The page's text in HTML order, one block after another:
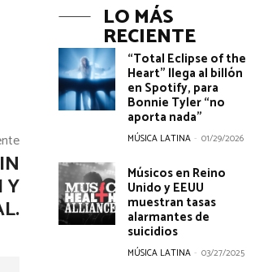
Y
LO MÁS
RECIENTE
“Total Eclipse of the
Heart” llega al billón
en Spotify, para
Bonnie Tyler “no
aporta nada”
MÚSICA LATINA - 01/29/2026
Músicos en Reino
Unido y EEUU
muestran tasas
alarmantes de
suicidios
MÚSICA LATINA - 03/27/2025